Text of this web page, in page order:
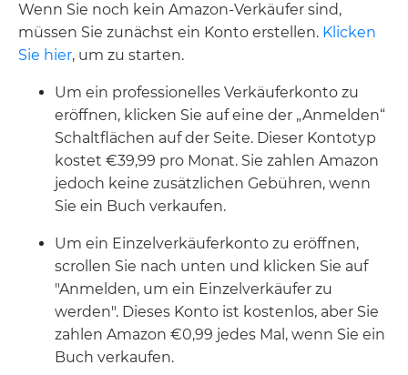
Wenn Sie noch kein Amazon-Verkäufer sind,
müssen Sie zunächst ein Konto erstellen. Klicken
Sie hier, um zu starten.
Um ein professionelles Verkäuferkonto zu
eröffnen, klicken Sie auf eine der „Anmelden“
Schaltflächen auf der Seite. Dieser Kontotyp
kostet €39,99 pro Monat. Sie zahlen Amazon
jedoch keine zusätzlichen Gebühren, wenn
Sie ein Buch verkaufen.
Um ein Einzelverkäuferkonto zu eröffnen,
scrollen Sie nach unten und klicken Sie auf
"Anmelden, um ein Einzelverkäufer zu
werden". Dieses Konto ist kostenlos, aber Sie
zahlen Amazon €0,99 jedes Mal, wenn Sie ein
Buch verkaufen.